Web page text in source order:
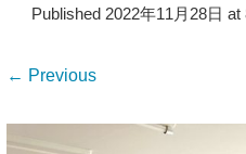
Published2022年11月28日 at
← Previous